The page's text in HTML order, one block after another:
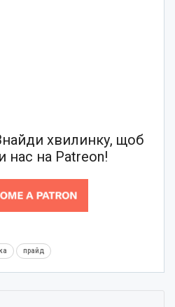
хвилинку, щоб
нас на Patreon!
прайд